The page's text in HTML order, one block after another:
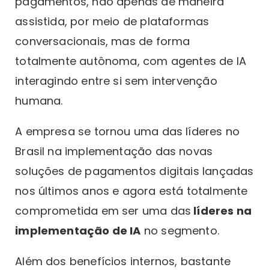
assistida, por meio de plataformas
conversacionais, mas de forma
totalmente autônoma, com agentes de IA
interagindo entre si sem intervenção
humana.
A empresa se tornou uma das líderes no
Brasil na implementação das novas
soluções de pagamentos digitais lançadas
nos últimos anos e agora está totalmente
comprometida em ser uma das líderes na
implementação de IA no segmento.
Além dos benefícios internos, bastante